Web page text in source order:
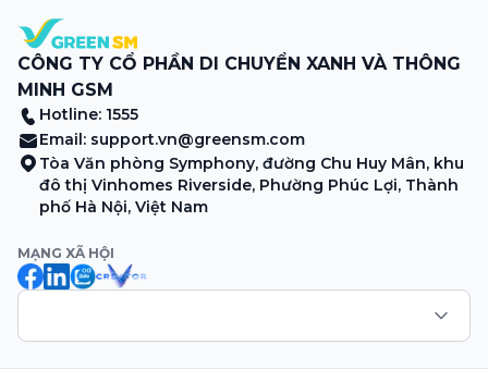
CÔNG TY CỔ PHẦN DI CHUYỂN XANH VÀ THÔNG
MINH GSM
Hotline: 1555
Email: support.vn@greensm.com
Tòa Văn phòng Symphony, đường Chu Huy Mân, khu
đô thị Vinhomes Riverside, Phường Phúc Lợi, Thành
phố Hà Nội, Việt Nam
MẠNG XÃ HỘI